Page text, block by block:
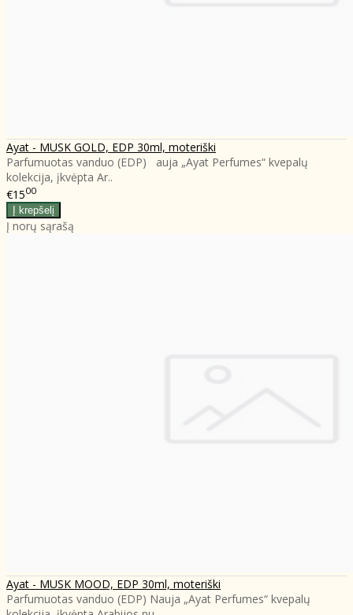
Ayat - MUSK GOLD, EDP 30ml, moteriški
Parfumuotas vanduo (EDP) auja „Ayat Perfumes“ kvepalų
kolekcija, įkvėpta Ar..
€1500
Į norų sąrašą
Ayat - MUSK MOOD, EDP 30ml, moteriški
Parfumuotas vanduo (EDP) Nauja „Ayat Perfumes“ kvepalų